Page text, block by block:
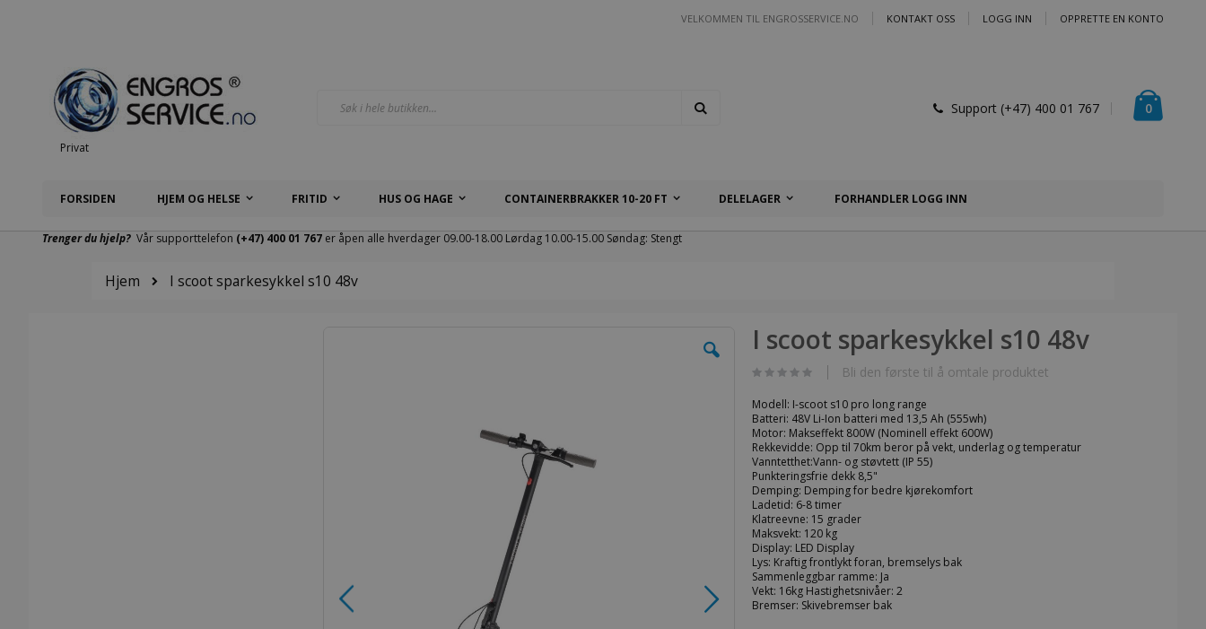
VELKOMMEN TIL ENGROSSERVICE.NO KONTAKT OSS LOGG INN OPPRETTE EN KONTO
Privat
0varer
Support (+47) 400 01 767
FORSIDEN HJEM OG HELSE FRITID HUS OG HAGE CONTAINERBRAKKER 10-20 FT DELELAGER FORHANDLER LOGG INN
Trenger du hjelp? Vår supporttelefon (+47) 400 01 767 er åpen alle hverdager 09.00-18.00 Lørdag 10.00-15.00 Søndag: Stengt
Hjem I scoot sparkesykkel s10 48v
I scoot sparkesykkel s10 48v
Bli den første til å omtale produktet
Modell: I-scoot s10 pro long range
Batteri: 48V Li-Ion batteri med 13,5 Ah (555wh)
Motor: Makseffekt 800W (Nominell effekt 600W)
Rekkevidde: Opp til 70km beror på vekt, underlag og temperatur
Vanntetthet:Vann- og støvtett (IP 55)
Punkteringsfrie dekk 8,5"
Demping: Demping for bedre kjørekomfort
Ladetid: 6-8 timer
Klatreevne: 15 grader
Maksvekt: 120 kg
Display: LED Display
Lys: Kraftig frontlykt foran, bremselys bak
Sammenleggbar ramme: Ja
Vekt: 16kg Hastighetsnivåer: 2
Bremser: Skivebremser bak